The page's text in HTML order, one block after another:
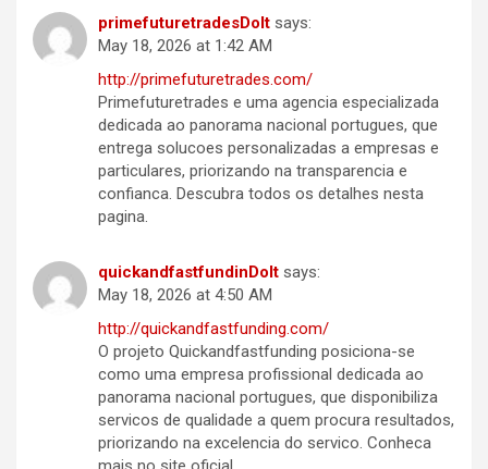
primefuturetradesDoIt says:
May 18, 2026 at 1:42 AM
http://primefuturetrades.com/
Primefuturetrades e uma agencia especializada
dedicada ao panorama nacional portugues, que
entrega solucoes personalizadas a empresas e
particulares, priorizando na transparencia e
confianca. Descubra todos os detalhes nesta
pagina.
quickandfastfundinDoIt says:
May 18, 2026 at 4:50 AM
http://quickandfastfunding.com/
O projeto Quickandfastfunding posiciona-se
como uma empresa profissional dedicada ao
panorama nacional portugues, que disponibiliza
servicos de qualidade a quem procura resultados,
priorizando na excelencia do servico. Conheca